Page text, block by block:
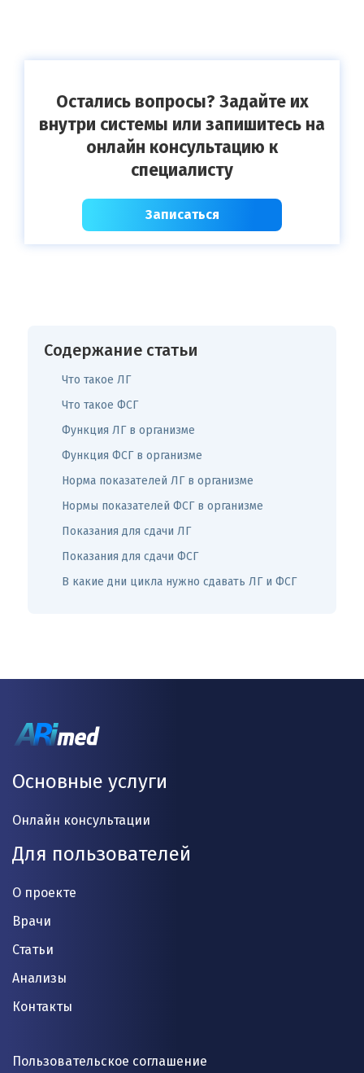
Остались вопросы? Задайте их
внутри системы или запишитесь на
онлайн консультацию к
специалисту
Записаться
Содержание статьи
Что такое ЛГ
Что такое ФСГ
Функция ЛГ в организме
Функция ФСГ в организме
Норма показателей ЛГ в организме
Нормы показателей ФСГ в организме
Показания для сдачи ЛГ
Показания для сдачи ФСГ
В какие дни цикла нужно сдавать ЛГ и ФСГ
Основные услуги
Онлайн консультации
Для пользователей
О проекте
Врачи
Статьи
Анализы
Контакты
Пользовательское соглашение